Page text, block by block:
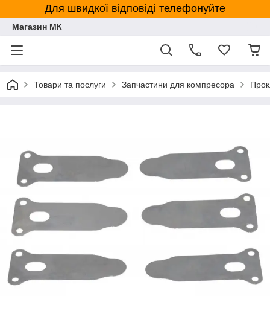
Для швидкої відповіді телефонуйте
Магазин МК
Товари та послуги Запчастини для компресора